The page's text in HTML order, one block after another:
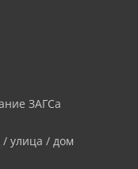
ЗАГСа
/ улица / дом